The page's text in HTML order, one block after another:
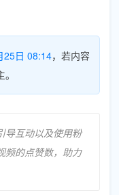
25日 08:14，若内容
导互动以及使用粉
频的点赞数，助力